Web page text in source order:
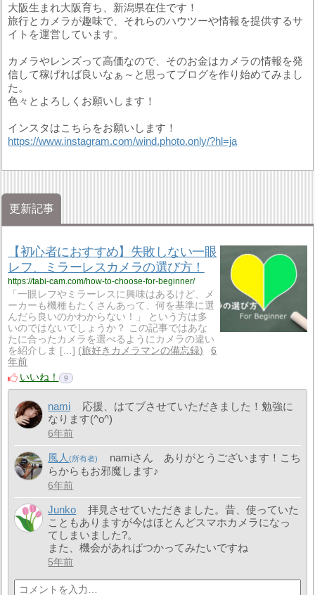
大阪生まれ大阪育ち、新潟県在住です！
旅行とカメラが趣味で、それらのハウツーや情報を提供するサ
イトを運営しています。
カメラやレンズって高価なので、そのお金はカメラの情報を発
信して稼げれば良いなぁ～と思ってブログを作り始めてみまし
た。
色々とよろしくお願いします！
インスタはこちらをお願いします！
https://www.instagram.com/wind.photo.only/?hl=ja
更新記事
【初心者におすすめ】失敗しない一眼
レフ、ミラーレスカメラの選び方！
https://tabi-cam.com/how-to-choose-for-beginner/
「一眼レフやミラーレスに興味はあるけど、メ
ーカーも機種もたくさんあって、何を基準に選
んだら良いのかわからない！」 という方は多
いのではないでしょうか？ この記事ではあな
たに合ったカメラを選べるようにカメラの違い
を紹介しま […]
旅好きカメラマンの備忘録
6
年前
いいね！
9
nami
応援、はてブさせていただきました！勉強に
なります(^o^)
6年前
風人
namiさん ありがとうございます！こち
らからもお邪魔します♪
6年前
Junko
拝見させていただきました。昔、使っていた
こともありますが今はほとんどスマホカメラになっ
てしまいました?。
また、機会があればつかってみたいですね
5年前